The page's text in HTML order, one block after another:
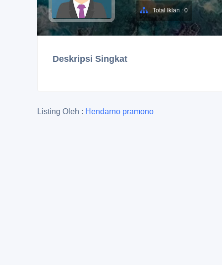
Total Iklan : 0
Deskripsi Singkat
Listing Oleh : Hendarno pramono